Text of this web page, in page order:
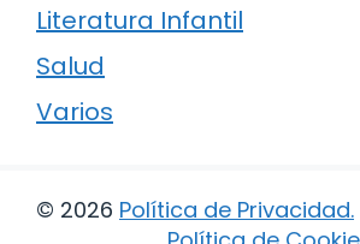
Literatura Infantil
Salud
Varios
© 2026 Política de Privacidad.